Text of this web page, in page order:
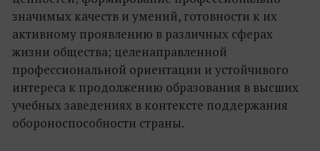
значимых качеств и умений, готовности к их
активному проявлению в различных сферах
жизни общества; целенаправленной
профессиональной ориентации и устойчивого
интереса к продолжению образования в высших
учебных заведениях в контексте поддержания
обороноспособности страны.